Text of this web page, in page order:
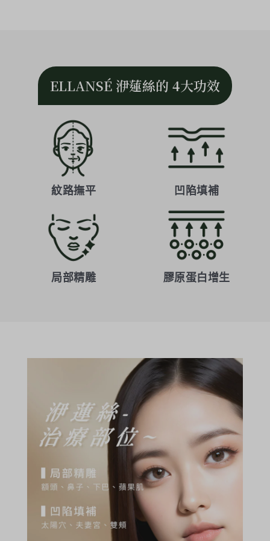
ELLANSÉ 洢蓮絲的 4大功效
紋路撫平 凹陷填補
局部精雕 膠原蛋白增生